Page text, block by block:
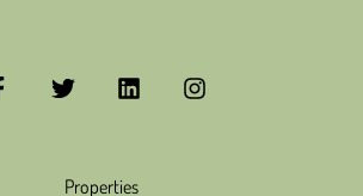
Properties